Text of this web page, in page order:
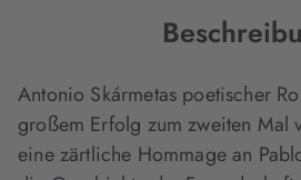
Antonio Skármetas poetischer
großem Erfolg zum zweiten Mal
eine zärtliche Hommage an